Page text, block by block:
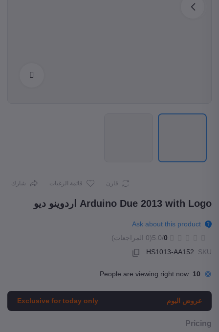
قارن قائمة الرغبات شارك
Arduino Due 2013 with Logo اردوينو ديو
Ask about this product
0
/5.0
(0 المراجعات)
SKU
HS1013-AA152
10
People are viewing right now
عروض اليوم Exclusive for today only
Pricing